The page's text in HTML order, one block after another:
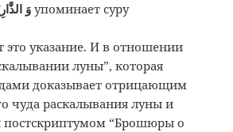
وَ упоминает суру
это указание.И в отношении
луны”, которая
доказывает отрицающим
чуда раскалывания луны и
постскриптумом “Брошюры о